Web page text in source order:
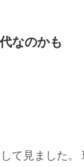
なのかも
て見ました。